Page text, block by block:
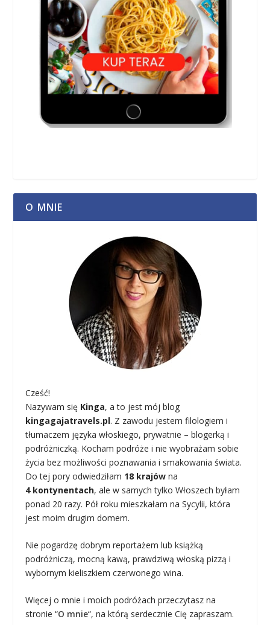
O MNIE
Cześć!
Nazywam się Kinga, a to jest mój blog
kingagajatravels.pl. Z zawodu jestem filologiem i
tłumaczem języka włoskiego, prywatnie – blogerką i
podróżniczką. Kocham podróże i nie wyobrażam sobie
życia bez możliwości poznawania i smakowania świata.
Do tej pory odwiedziłam 18 krajów na
4 kontynentach, ale w samych tylko Włoszech byłam
ponad 20 razy. Pół roku mieszkałam na Sycylii, która
jest moim drugim domem.
Nie pogardzę dobrym reportażem lub książką
podróżniczą, mocną kawą, prawdziwą włoską pizzą i
wybornym kieliszkiem czerwonego wina.
Więcej o mnie i moich podróżach przeczytasz na
stronie “O mnie“, na którą serdecznie Cię zapraszam.